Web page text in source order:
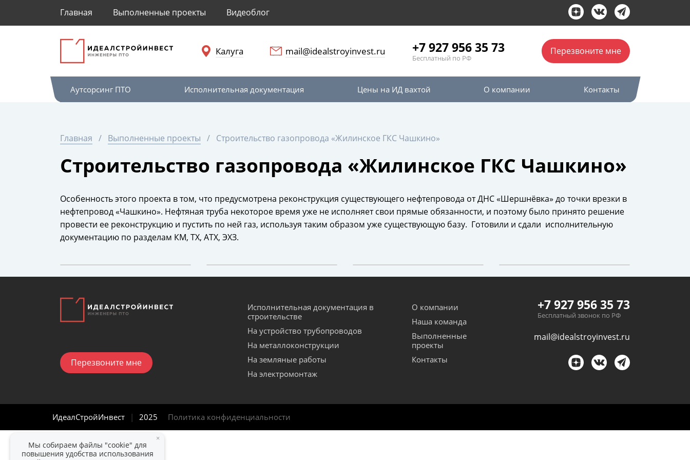
Главная Выполненные проекты Видеоблог
Калуга mail@idealstroyinvest.ru +7 927 956 35 73
Бесплатный по РФ
Перезвоните мне
Аутсорсинг ПТО Исполнительная документация Цены на ИД вахтой О компании Контакты
Главная Выполненные проекты Строительство газопровода «Жилинское ГКС Чашкино»
Строительство газопровода «Жилинское ГКС Чашкино»
Особенность этого проекта в том, что предусмотрена реконструкция существующего нефтепровода от ДНС «Шершнёвка» до точки врезки в
нефтепровод «Чашкино». Нефтяная труба некоторое время уже не исполняет свои прямые обязанности, и поэтому было принято решение
провести ее реконструкцию и пустить по ней газ, используя таким образом уже существующую базу. Готовили и сдали исполнительную
документацию по разделам КМ, ТХ, АТХ, ЭХЗ.
Перезвоните мне
Исполнительная документация в
строительстве
На устройство трубопроводов
На металлоконструкции
На земляные работы
На электромонтаж
О компании
Наша команда
Выполненные
проекты
Контакты
+7 927 956 35 73
Бесплатный звонок по РФ
mail@idealstroyinvest.ru
ИдеалСтройИнвест | 2025 Политика конфиденциальности
×
Мы собираем файлы "cookie" для
повышения удобства использования